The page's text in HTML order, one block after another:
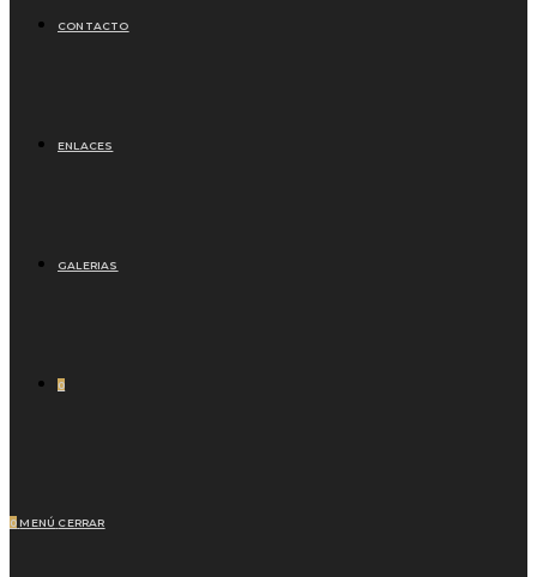
CONTACTO
ENLACES
GALERIAS
0
0 MENÚ CERRAR